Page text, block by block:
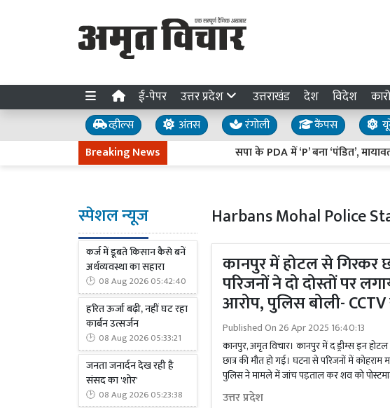
ई-पेपर उत्तर प्रदेश उत्तराखंड देश विदेश
व्हील्स अंतस रंगोली कैंपस
Breaking News
सपा के PDA में ‘P’ बना ‘पंडित’, मायावती
स्पेशल न्यूज
कर्ज में डूबते किसान कैसे बनें
अर्थव्यवस्था का सहारा
08 Aug 2026 05:42:40
हरित ऊर्जा बढ़ी, नहीं घट रहा
कार्बन उत्सर्जन
08 Aug 2026 05:33:21
जनता जनार्दन देख रही है
संसद का 'शोर'
08 Aug 2026 05:23:38
Harbans Mohal Police
कानपुर में होटल से गिरकर
परिजनों ने दो दोस्तों पर
आरोप, पुलिस बोली-
Published On 26 Apr 2025 16:40:13
कानपुर, अमृत विचार। कानपुर में द ड्रीम्स इन
छात्र की मौत हो गई। घटना से परिजनों में
पुलिस ने मामले में जांच पड़ताल कर शव को
उत्तर प्रदेश